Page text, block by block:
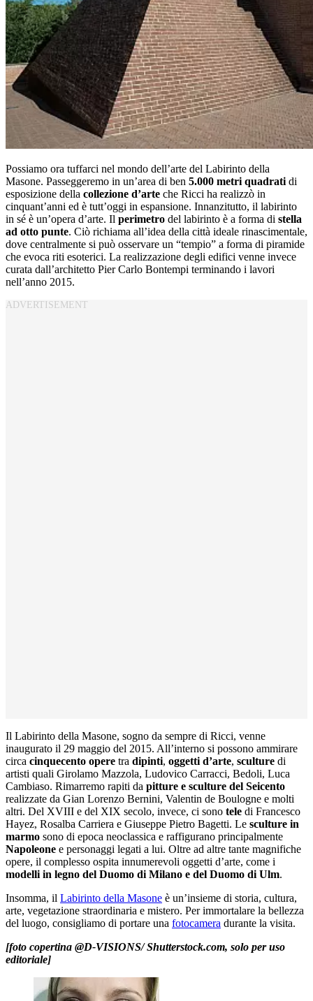
Possiamo ora tuffarci nel mondo dell’arte del Labirinto della
Masone. Passeggeremo in un’area di ben 5.000 metri quadrati di
esposizione della collezione d’arte che Ricci ha realizzò in
cinquant’anni ed è tutt’oggi in espansione. Innanzitutto, il labirinto
in sé è un’opera d’arte. Il perimetro del labirinto è a forma di stella
ad otto punte. Ciò richiama all’idea della città ideale rinascimentale,
dove centralmente si può osservare un “tempio” a forma di piramide
che evoca riti esoterici. La realizzazione degli edifici venne invece
curata dall’architetto Pier Carlo Bontempi terminando i lavori
nell’anno 2015.
Il Labirinto della Masone, sogno da sempre di Ricci, venne
inaugurato il 29 maggio del 2015. All’interno si possono ammirare
circa cinquecento opere tra dipinti, oggetti d’arte, sculture di
artisti quali Girolamo Mazzola, Ludovico Carracci, Bedoli, Luca
Cambiaso. Rimarremo rapiti da pitture e sculture del Seicento
realizzate da Gian Lorenzo Bernini, Valentin de Boulogne e molti
altri. Del XVIII e del XIX secolo, invece, ci sono tele di Francesco
Hayez, Rosalba Carriera e Giuseppe Pietro Bagetti. Le sculture in
marmo sono di epoca neoclassica e raffigurano principalmente
Napoleone e personaggi legati a lui. Oltre ad altre tante magnifiche
opere, il complesso ospita innumerevoli oggetti d’arte, come i
modelli in legno del Duomo di Milano e del Duomo di Ulm.
Insomma, il Labirinto della Masone è un’insieme di storia, cultura,
arte, vegetazione straordinaria e mistero. Per immortalare la bellezza
del luogo, consigliamo di portare una fotocamera durante la visita.
[foto copertina @D-VISIONS/ Shutterstock.com, solo per uso
editoriale]